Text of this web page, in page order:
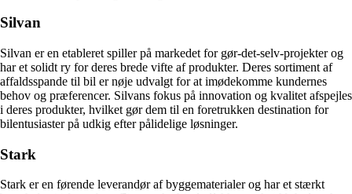
Silvan
Silvan er en etableret spiller på markedet for gør-det-selv-projekter og
har et solidt ry for deres brede vifte af produkter. Deres sortiment af
affaldsspande til bil er nøje udvalgt for at imødekomme kundernes
behov og præferencer. Silvans fokus på innovation og kvalitet afspejles
i deres produkter, hvilket gør dem til en foretrukken destination for
bilentusiaster på udkig efter pålidelige løsninger.
Stark
Stark er en førende leverandør af byggematerialer og har et stærkt